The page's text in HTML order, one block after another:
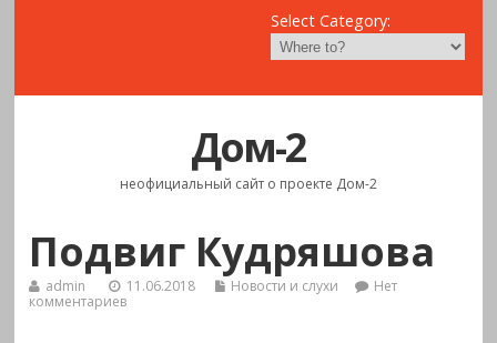
Select Category:
Дом-2
неофициальный сайт о проекте Дом-2
Подвиг Кудряшова
admin 11.06.2018 Новости и слухи
Нет
комментариев